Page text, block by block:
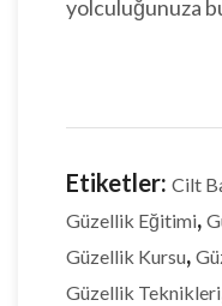
yolculuğunuza
Etiketler: Cilt
Güzellik Eğitimi,
Güzellik Kursu,
Güzellik Teknikleri